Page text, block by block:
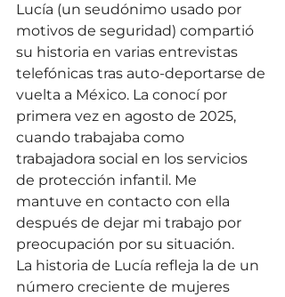
Lucía (un seudónimo usado por
motivos de seguridad) compartió
su historia en varias entrevistas
telefónicas tras auto-deportarse de
vuelta a México. La conocí por
primera vez en agosto de 2025,
cuando trabajaba como
trabajadora social en los servicios
de protección infantil. Me
mantuve en contacto con ella
después de dejar mi trabajo por
preocupación por su situación.
La historia de Lucía refleja la de un
número creciente de mujeres